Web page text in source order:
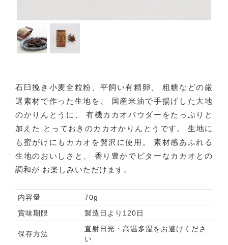
石臼挽き小麦全粒粉、平飼い有精卵、 粗糖などの厳
選素材で作った生地を、 国産米油で手揚げした大地
のかりんとうに、 有機カカオパウダーをたっぷりと
加えた
とっておきのカカオかりんとうです。生地に
も蜜がけにもカカオを贅沢に使用。素材感あふれる
生地のおいしさと、 香り豊かでビターなカカオとの
調和が お楽しみいただけます。
内容量
70g
賞味期限
製造日より120日
保存方法
直射日光・高温多湿をお避けくださ
い